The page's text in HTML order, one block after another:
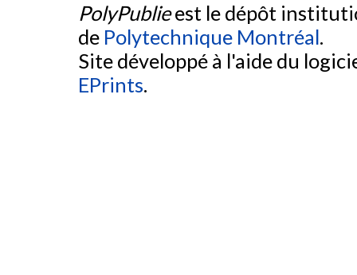
PolyPublieest le dépôt
de Polytechnique Montréal.
Site développé à l'aide du
EPrints.